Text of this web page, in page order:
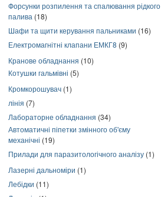
Форсунки розпилення та спалювання рідкого
палива (18)
Шафи та щити керування пальниками (16)
Електромагнітні клапани ЕМКГ8 (9)
Кранове обладнання (10)
Котушки гальмівні (5)
Кромкорошувач (1)
лінія (7)
Лабораторне обладнання (34)
Автоматичні піпетки змінного об'єму
механічні (19)
Прилади для паразитологічного аналізу (1)
Лазерні дальноміри (1)
Лебідки (11)